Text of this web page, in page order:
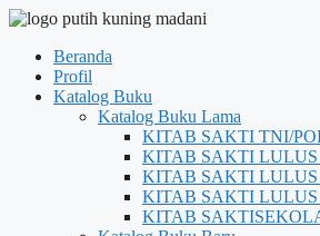
Beranda
Profil
Katalog Buku
Katalog Buku Lama
KITAB SAKTI TNI/
KITAB SAKTI LULUS
KITAB SAKTI LULUS
KITAB SAKTI
KITAB